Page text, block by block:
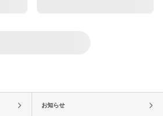
お知らせ